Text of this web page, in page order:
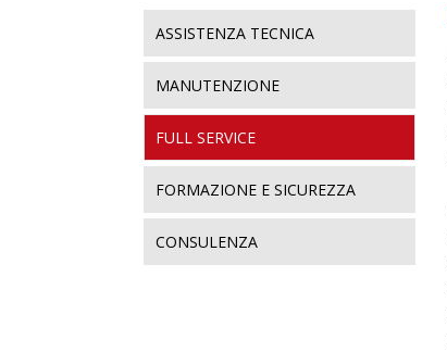
ASSISTENZA TECNICA
MANUTENZIONE
FULL SERVICE
FORMAZIONE E SICUREZZA
CONSULENZA